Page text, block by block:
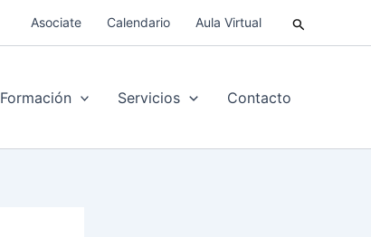
Asociate Calendario Aula Virtual Buscar
Formación Servicios Contacto